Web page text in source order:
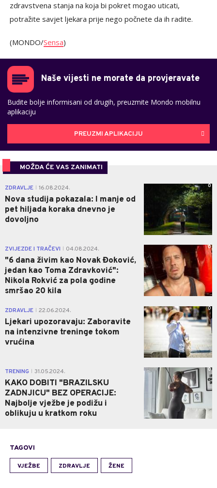
zdravstvena stanja na koja bi pokret mogao uticati,
potražite savjet ljekara prije nego počnete da ih radite.
(MONDO/Sensa)
Naše vijesti ne morate da provjeravate
Budite bolje informisani od drugih, preuzmite Mondo mobilnu
aplikaciju
PREUZMI APLIKACIJU
MOŽDA ĆE VAS ZANIMATI
ZDRAVLJE 16.08.2024.
Nova studija pokazala: I manje od
pet hiljada koraka dnevno je
dovoljno
0
ZVIJEZDE I TRAČEVI 04.08.2024.
"6 dana živim kao Novak Đoković,
jedan kao Toma Zdravković":
Nikola Rokvić za pola godine
smršao 20 kila
0
ZDRAVLJE 22.06.2024.
Ljekari upozoravaju: Zaboravite
na intenzivne treninge tokom
vrućina
0
TRENING 31.05.2024.
KAKO DOBITI "BRAZILSKU
ZADNJICU" BEZ OPERACIJE:
Najbolje vježbe je podižu i
oblikuju u kratkom roku
0
TAGOVI
VJEŽBE ZDRAVLJE ŽENE